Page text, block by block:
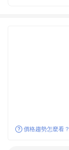
價格趨勢怎麼看？